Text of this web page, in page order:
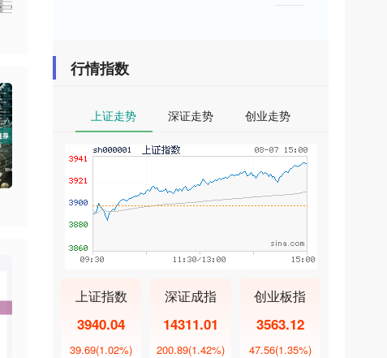
行情指数
上证走势 深证走势 创业走势
上证指数
3940.04
39.69(1.02%)
深证成指
14311.01
200.89(1.42%)
创业板指
3563.12
47.56(1.35%)